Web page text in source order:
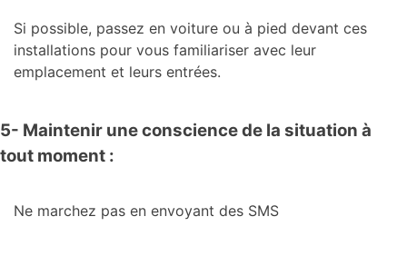
Si possible, passez en voiture ou à pied devant ces
installations pour vous familiariser avec leur
emplacement et leurs entrées.
5- Maintenir une conscience de la situation à
tout moment :
Ne marchez pas en envoyant des SMS